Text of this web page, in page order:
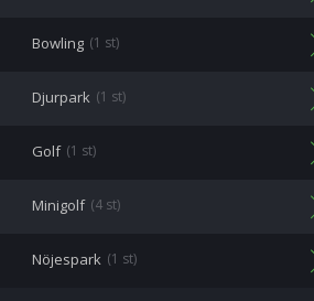
Bowling (1 st)
Djurpark (1 st)
Golf (1 st)
Minigolf (4 st)
Nöjespark (1 st)